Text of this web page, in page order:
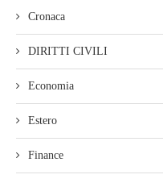
Cronaca
DIRITTI CIVILI
Economia
Estero
Finance